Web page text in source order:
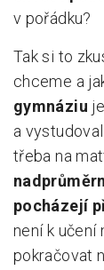
v pořádku?
Tak si to
chceme a
gymnáziu
a
třeba na
pocházejí
není k učení
pokračovat